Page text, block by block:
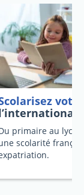
primaire au
scolarité